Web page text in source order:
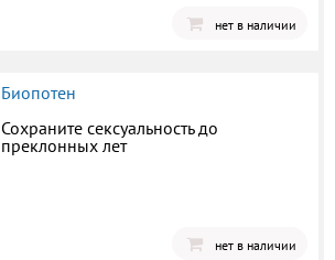
нет в наличии
Биопотен
Сохраните сексуальность до
преклонных лет
нет в наличии